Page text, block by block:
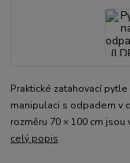
Praktické zatahovací
manipulaci s odpadem v
rozměru 70 × 100 cm
celý popis